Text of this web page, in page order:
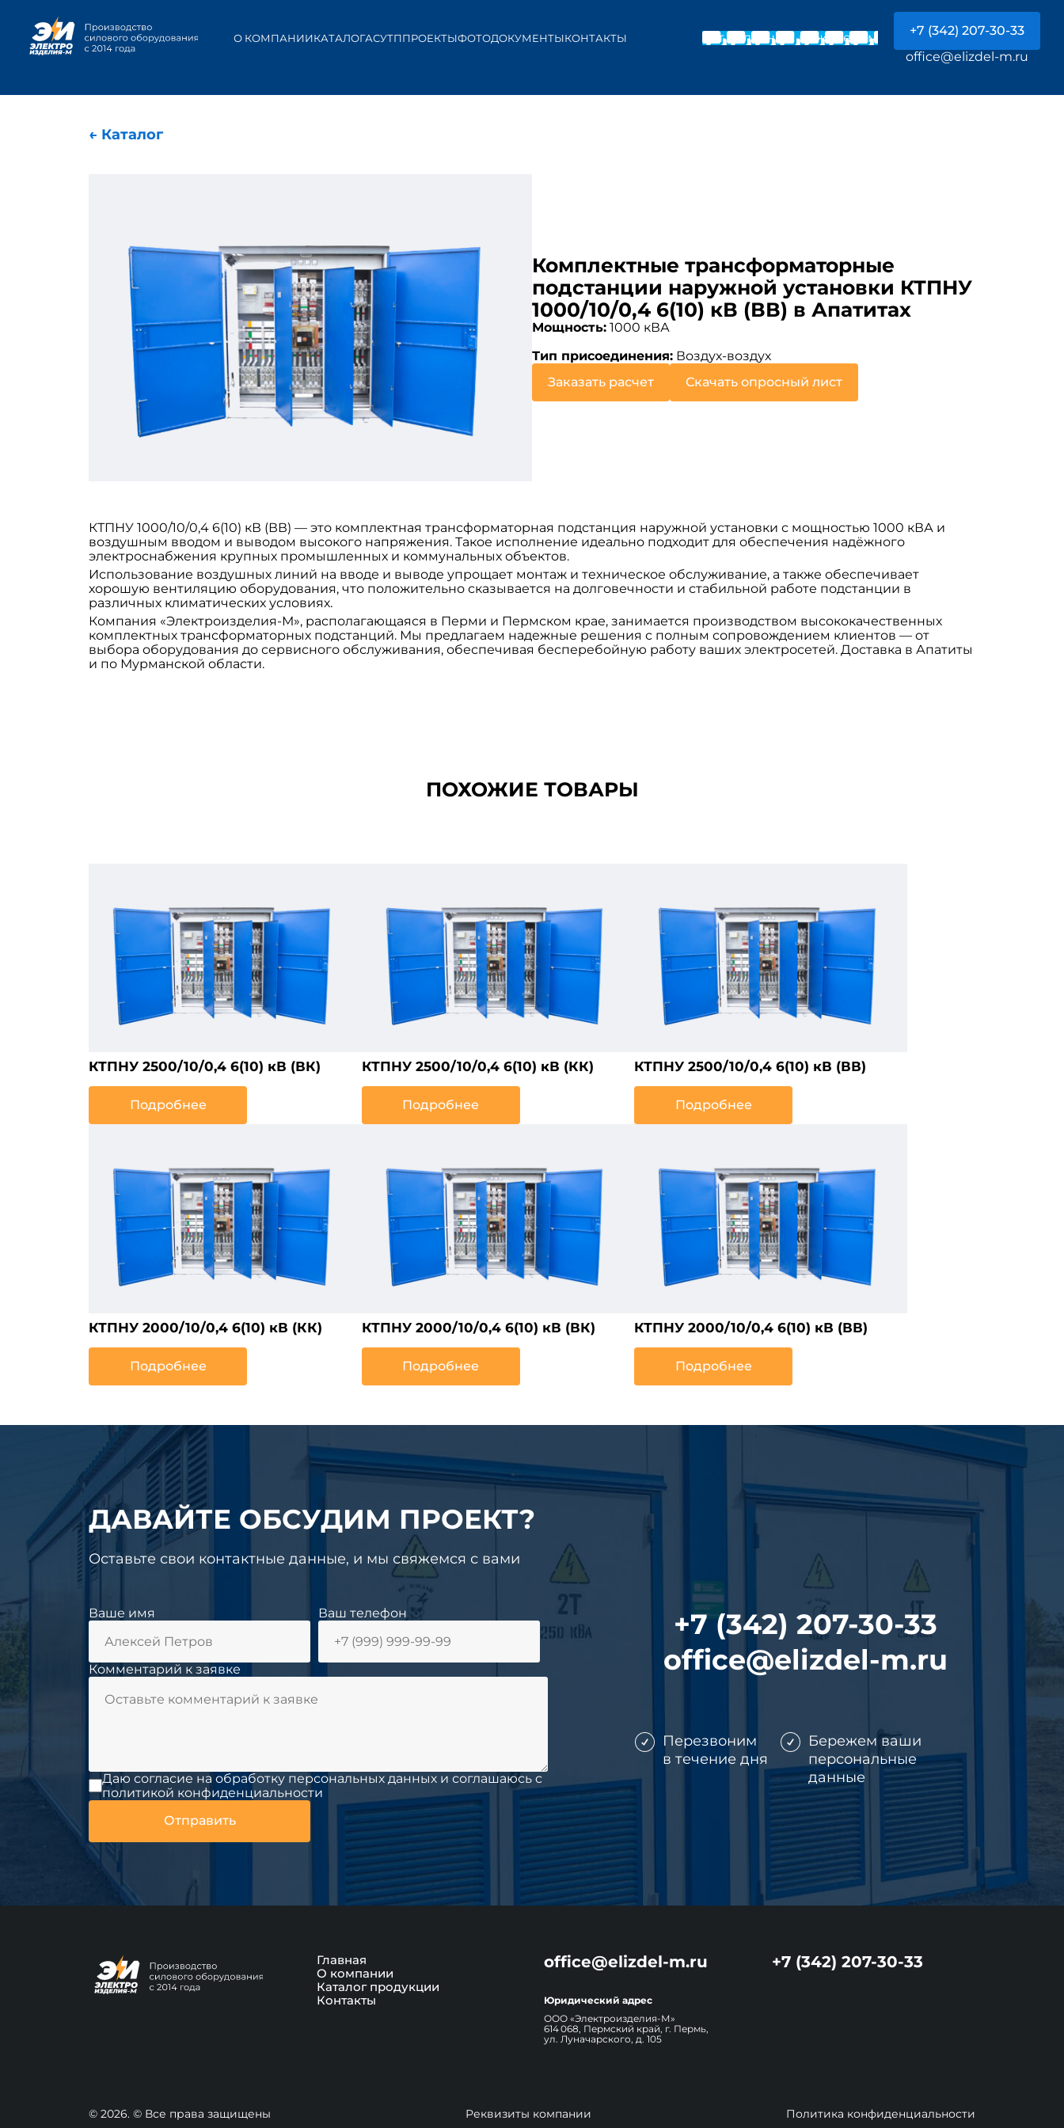
О КОМПАНИИКАТАЛОГАСУТППРОЕКТЫФОТОДОКУМЕНТЫКОНТАКТЫ Чат с главным инженером
+7 (342) 207-30-33
office@elizdel-m.ru
← Каталог
Комплектные трансформаторные
подстанции наружной установки КТПНУ
1000/10/0,4 6(10) кВ (ВВ) в Апатитах
Мощность: 1000 кВА
Тип присоединения: Воздух-воздух
Заказать расчет
Скачать опросный лист
КТПНУ 1000/10/0,4 6(10) кВ (ВВ) — это комплектная трансформаторная подстанция наружной установки с мощностью 1000 кВА и
воздушным вводом и выводом высокого напряжения. Такое исполнение идеально подходит для обеспечения надёжного
электроснабжения крупных промышленных и коммунальных объектов.
Использование воздушных линий на вводе и выводе упрощает монтаж и техническое обслуживание, а также обеспечивает
хорошую вентиляцию оборудования, что положительно сказывается на долговечности и стабильной работе подстанции в
различных климатических условиях.
Компания «Электроизделия-М», располагающаяся в Перми и Пермском крае, занимается производством высококачественных
комплектных трансформаторных подстанций. Мы предлагаем надежные решения с полным сопровождением клиентов — от
выбора оборудования до сервисного обслуживания, обеспечивая бесперебойную работу ваших электросетей. Доставка в Апатиты
и по Мурманской области.
ПОХОЖИЕ ТОВАРЫ
КТПНУ 2500/10/0,4 6(10) кВ (ВК)
Подробнее
КТПНУ 2500/10/0,4 6(10) кВ (КК)
Подробнее
КТПНУ 2500/10/0,4 6(10) кВ (ВВ)
Подробнее
КТПНУ 2000/10/0,4 6(10) кВ (КК)
Подробнее
КТПНУ 2000/10/0,4 6(10) кВ (ВК)
Подробнее
КТПНУ 2000/10/0,4 6(10) кВ (ВВ)
Подробнее
ДАВАЙТЕ ОБСУДИМ ПРОЕКТ?
Оставьте свои контактные данные, и мы свяжемся с вами
Ваше имя Ваш телефон
Комментарий к заявке
Даю согласие на обработку персональных данных и соглашаюсь c
политикой конфиденциальности
+7 (342) 207-30-33
office@elizdel-m.ru
Перезвоним
в течение дня
Бережем ваши
персональные
данные
Главная
О компании
Каталог продукции
Контакты
office@elizdel-m.ru +7 (342) 207-30-33
Юридический адрес
ООО «Электроизделия-М»
614 068, Пермский край, г. Пермь,
ул. Луначарского, д. 105
© 2026. © Все права защищены Реквизиты компании Политика конфиденциальности